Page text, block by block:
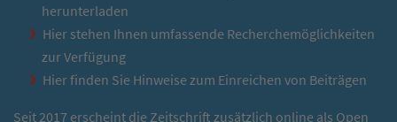
herunterladen
Hier stehen Ihnen umfassende Recherchemöglichkeiten
zur Verfügung
Hier finden Sie Hinweise zum Einreichen von Beiträgen
Seit 2017 erscheint die Zeitschrift zusätzlich online als Open